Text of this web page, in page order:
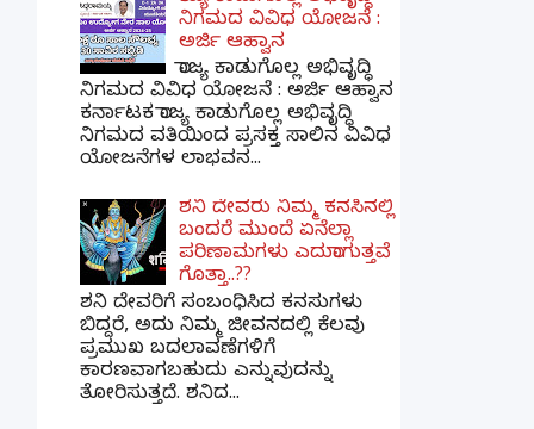
ನಿಗಮದ ವಿವಿಧ ಯೋಜನೆ :
ಅರ್ಜಿ ಆಹ್ವಾನ
ರಾಜ್ಯ ಕಾಡುಗೊಲ್ಲ ಅಭಿವೃದ್ಧಿ
ನಿಗಮದ ವಿವಿಧ ಯೋಜನೆ : ಅರ್ಜಿ ಆಹ್ವಾನ
ಕರ್ನಾಟಕ ರಾಜ್ಯ ಕಾಡುಗೊಲ್ಲ ಅಭಿವೃದ್ಧಿ
ನಿಗಮದ ವತಿಯಿಂದ ಪ್ರಸಕ್ತ ಸಾಲಿನ ವಿವಿಧ
ಯೋಜನೆಗಳ ಲಾಭವನ...
ಶನಿ ದೇವರು ನಿಮ್ಮ ಕನಸಿನಲ್ಲಿ
ಬಂದರೆ ಮುಂದೆ ಏನೆಲ್ಲಾ
ಪರಿಣಾಮಗಳು ಎದುರಾಗುತ್ತವೆ
ಗೊತ್ತಾ..??
ಶನಿ ದೇವರಿಗೆ ಸಂಬಂಧಿಸಿದ ಕನಸುಗಳು
ಬಿದ್ದರೆ, ಅದು ನಿಮ್ಮ ಜೀವನದಲ್ಲಿ ಕೆಲವು
ಪ್ರಮುಖ ಬದಲಾವಣೆಗಳಿಗೆ
ಕಾರಣವಾಗಬಹುದು ಎನ್ನುವುದನ್ನು
ತೋರಿಸುತ್ತದೆ. ಶನಿದ...